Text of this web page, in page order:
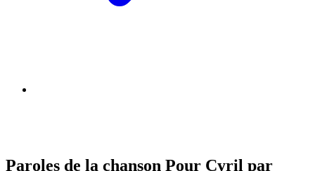
Paroles de la chanson Pour Cyril par